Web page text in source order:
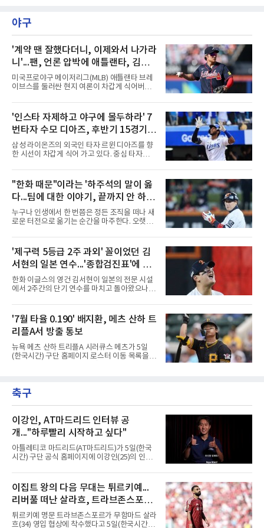
데 선착순 1,000명에게도 골프장갑을 증정한다.
지정 코스 3
화이트 컬러를 바탕으로 흑색과 청색, 홍색을 절
제된 방식으로 배치해 대한민국의 정체성을 표
페셜 플레이 넘버 '81'을 새겼다. 측면에는 건곤
감리 문양을 활용한 전용 얼라인먼트가 적용됐
다.한종훈 기자 hjh@maniareport.com
야구
'계약 땐 잘했다더니, 이제와서 나가라
니'...팬, 언론 압박에 애틀랜타, 김하
성 방출하나?
미국프로야구 메이저리그(MLB) 애틀랜타 브레
이브스를 둘러싼 현지 여론이 차갑게 식어버렸
환호하던 분위기는 온데간데없고, 이제는 성적
부진과 부상을 이유로 팀에서 내보내야 한다는
목소리가 거세지고 있다.김하성은 이번 시즌을
앞두고 대형 계약을 체결하며 기대를 모았으나,
연이은 부상 공백과 극심한 타격 부진이 겹치며
구단과 팬들의 인내심을 한계에 다다르게 만들
었다. 야구계의 냉혹한 비즈니스 논리에 따라,
프 역시 팬들의 거센 항의와 언론의 날 선 비판에
서 자유로울 수 없는 상황이
'인스타 자제하고 야구에 몰두하라' 7
번타자 수모 디아즈, 후반기 15경기
홈런 제로
삼성 라이온즈의 외국인 타자 르윈 디아즈를 향
한 시선이 차갑게 식어 가고 있다. 중심 타자로서
한 부진에 빠지면서 팬들의 원성과 질책이 거세
지는 모양새다.특히 후반기 들어 나타나는 지독
한 홈런 부재는 팀의 고민을 깊게 만들고 있다.
디아즈는 후반기 15경기에 출전해 56타수를 소
화하는 동안 16개의 안타를 기록하며 0.286의
타율 자체는 나쁘지 않은 수치를 유지하고 있다.
그러나 홈런 생산 능력은 완전히 실종됐다. 중심
고, 이는 팀 전체의 공격력 저하로 직결되고 있
다. 최근 경기에서는
"한화 때문"이라는 '하주석의 말이 옳
다...팀에 대한 이야기, 끝까지 안 하는
게 도리
누구나 인생에서 한 번쯤은 정든 조직을 떠나 새
로운 터전으로 옮기는 순간을 마주한다. 오랫동
를 안고 떠난 곳이든 마침표를 찍는 일은 늘 복잡
한 감정을 동반한다. 그곳을 떠난 뒤 주위에서 묻
는다. "지금 여기 어때? 거기는 어땠어?" 이때 쏟
아지는 유혹은 달콤하다. 그동안 쌓였던 불만과
섭섭함을 토로하며 동조를 구하고 싶은 마음이
굴뚝같아진다. 하지만 사회생활의 오랜 격언이
자 진리는 명확하다. '전 회사 욕은 결국 누워서
며 깊은 여운을 남겼다. 오랫동안 한 팀의 주전으
로 헌신하다 새로운
'제구력 5등급 2주 과외' 꼴이었던 김
서현의 일본 연수...'종합검진표'에 불
과
한화 이글스의 영건 김서현이 일본의 전문 시설
에서 2주간의 단기 연수를 마치고 돌아왔으나,
출하며 야구 팬들과 전문가들 사이에 씁쓸한 뒷
맛을 남기고 있다.출국 당시만 해도 선수의 고질
적인 제구 문제를 해결할 특효약이 될 것처럼 포
장되었던 이번 연수는, 뚜껑을 열어보니 '제구력
5등급에게 2주짜리 족집게 과외를 붙여 1등급을
기대한 꼴'이었다는 냉정한 평가를 피하기 어렵
게 됐다.야구에서 투수의 제구력은 오랜 시간 투
오차나 하체 활용의 불균형은 수백, 수천 번의
교정 훈련과 실전 피드
'7월 타율 0.190' 배지환, 메츠 산하 트
리플A서 방출 통보
뉴욕 메츠 산하 트리플A 시러큐스 메츠가 5일
(한국시간) 구단 홈페이지 로스터 이동 목록을
런, 32타점으로 무난한 편이었다. 다만 7월 한 달
타율이 0.190까지 떨어지는 등 최근 방망이가 급
츠버그 파이리츠와 계약한 뒤 4년 만인 2022년
빅리그에 올라 역대 26번째 한국인 메이저리거
로 이름을 올렸다. 이듬해에는 111경기에 나서
타율 0.231, 2홈런, 32타점을 남기며 전성기를
보냈다.흐름은 2024시즌부터 꺾였다. 대부분을
마이너에서 보냈고 지난해
축구
이강인, AT마드리드 인터뷰 공
개..."하루빨리 시작하고 싶다"
아틀레티코 마드리드(AT마드리드)가 5일(한국
시간) 구단 공식 홈페이지에 이강인(25)의 인터
류를 앞둔 각오가 담겼다.구단이 파리 생제르맹
(PSG) 소속이던 그와의 계약을 알린 것은 지난
달 25일이다. 계약은 2031년 6월 30일까지이며,
현지 매체는 이적료를 3천500만유로에 옵션
500만유로가 붙는 조건으로 전했다.영상에서 이
강인은 유창한 스페인어로 훌륭한 클럽에 합류
이집트 왕의 다음 무대는 튀르키예...
리버풀 떠난 살라흐, 트라브존스포르
입단 초읽기
튀르키예 명문 트라브존스포르가 무함마드 살라
흐(34) 영입 협상에 착수했다고 5일(한국시간)